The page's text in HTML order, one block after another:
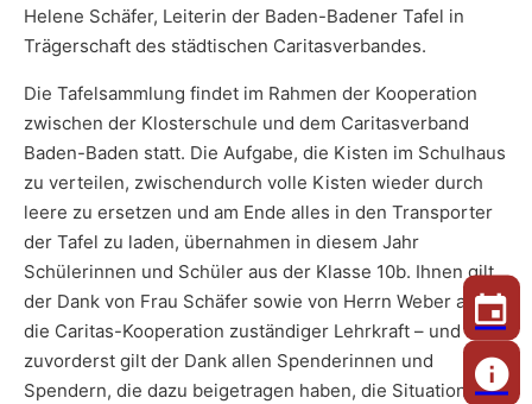
Helene Schäfer, Leiterin der Baden-Badener Tafel in
Trägerschaft des städtischen Caritasverbandes.
Die Tafelsammlung findet im Rahmen der Kooperation
zwischen der Klosterschule und dem Caritasverband
Baden-Baden statt. Die Aufgabe, die Kisten im Schulhaus
zu verteilen, zwischendurch volle Kisten wieder durch
leere zu ersetzen und am Ende alles in den Transporter
der Tafel zu laden, übernahmen in diesem Jahr
Schülerinnen und Schüler aus der Klasse 10b. Ihnen gilt
der Dank von Frau Schäfer sowie von Herrn Weber als für
die Caritas-Kooperation zuständiger Lehrkraft – und
zuvorderst gilt der Dank allen Spenderinnen und
Spendern, die dazu beigetragen haben, die Situation von